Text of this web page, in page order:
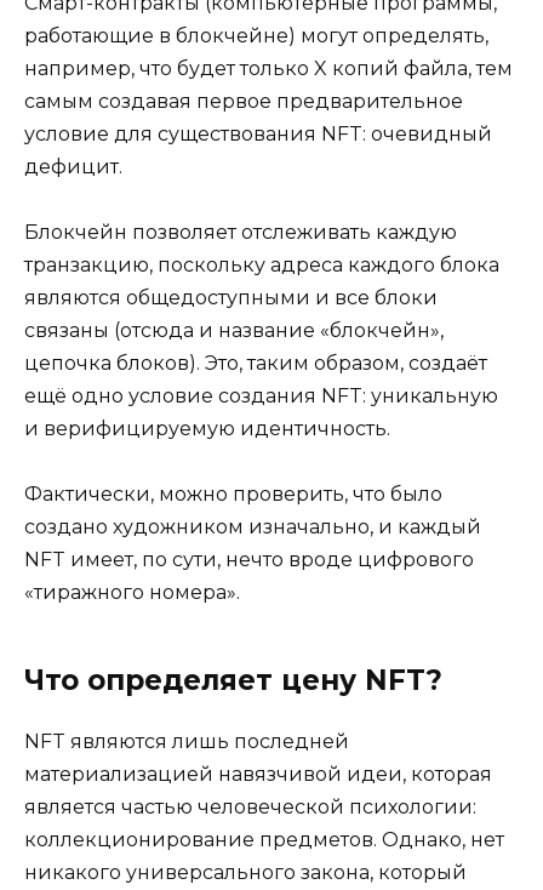
работающие в блокчейне) могут определять,
например, что будет только X копий файла, тем
самым создавая первое предварительное
условие для существования NFT: очевидный
дефицит.
Блокчейн позволяет отслеживать каждую
транзакцию, поскольку адреса каждого блока
являются общедоступными и все блоки
связаны (отсюда и название «блокчейн»,
цепочка блоков). Это, таким образом, создаёт
ещё одно условие создания NFT: уникальную
и верифицируемую идентичность.
Фактически, можно проверить, что было
создано художником изначально, и каждый
NFT имеет, по сути, нечто вроде цифрового
«тиражного номера».
Что определяет цену NFT?
NFT являются лишь последней
материализацией навязчивой идеи, которая
является частью человеческой психологии:
коллекционирование предметов. Однако, нет
никакого универсального закона, который